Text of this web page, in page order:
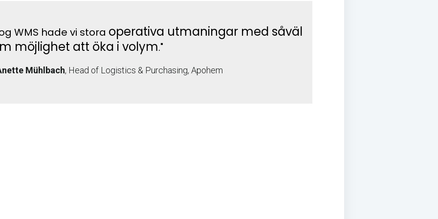
WMS hade vi stora operativa utmaningar med såväl
möjlighet att öka i volym."
Mühlbach, Head of Logistics & Purchasing, Apohem